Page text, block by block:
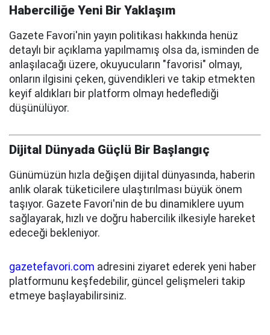
Haberciliğe Yeni Bir Yaklaşım
Gazete Favori'nin yayın politikası hakkında henüz
detaylı bir açıklama yapılmamış olsa da, isminden de
anlaşılacağı üzere, okuyucuların "favorisi" olmayı,
onların ilgisini çeken, güvendikleri ve takip etmekten
keyif aldıkları bir platform olmayı hedeflediği
düşünülüyor.
Dijital Dünyada Güçlü Bir Başlangıç
Günümüzün hızla değişen dijital dünyasında, haberin
anlık olarak tüketicilere ulaştırılması büyük önem
taşıyor. Gazete Favori'nin de bu dinamiklere uyum
sağlayarak, hızlı ve doğru habercilik ilkesiyle hareket
edeceği bekleniyor.
gazetefavori.com adresini ziyaret ederek yeni haber
platformunu keşfedebilir, güncel gelişmeleri takip
etmeye başlayabilirsiniz.